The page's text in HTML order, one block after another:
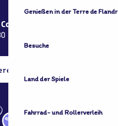
Genießen in der Terre de
Besuche
Land der Spiele
Fahrrad- und Rollerverleih
de Bierne
Bergues
Sie uns